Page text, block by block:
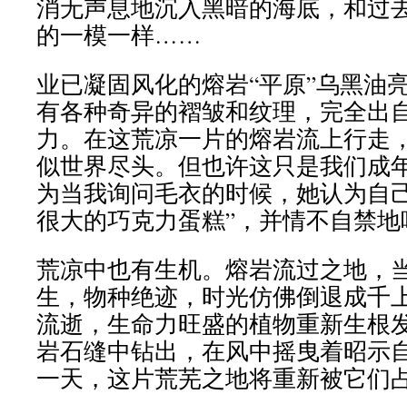
消无声息地沉入黑暗的海底，和过
的一模一样……
业已凝固风化的熔岩“平原”乌黑油
有各种奇异的褶皱和纹理，完全出
力。在这荒凉一片的熔岩流上行走
似世界尽头。但也许这只是我们成
为当我询问毛衣的时候，她认为自
很大的巧克力蛋糕”，并情不自禁
荒凉中也有生机。熔岩流过之地，
生，物种绝迹，时光仿佛倒退成千
流逝，生命力旺盛的植物重新生根
岩石缝中钻出，在风中摇曳着昭
一天，这片荒芜之地将重新被它们